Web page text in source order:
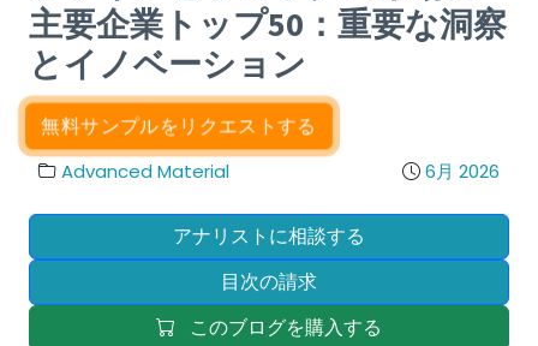
主要企業トップ50：重要な洞察
とイノベーション
無料サンプルをリクエストする
Advanced Material 6月 2026
アナリストに相談する
目次の請求
このブログを購入する